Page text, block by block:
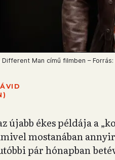
Man című filmben –
újabb ékes példája a
mostanában
pár hónapban